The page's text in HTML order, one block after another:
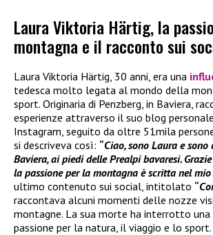
Laura Viktoria Härtig, la
montagna e il racconto sui
Laura Viktoria Härtig, 30 anni, era una
tedesca molto legata al mondo della
sport. Originaria di Penzberg, in Baviera,
esperienze attraverso il suo blog
Instagram, seguito da oltre 51mila
si descriveva così: “Ciao, sono Laura e sono
Baviera, ai piedi delle Prealpi bavaresi.
la passione per la montagna è scritta nel
ultimo contenuto sui social, intitolato “
raccontava alcuni momenti delle nozze
montagne. La sua morte ha interrotto
passione per la natura, il viaggio e lo sport.